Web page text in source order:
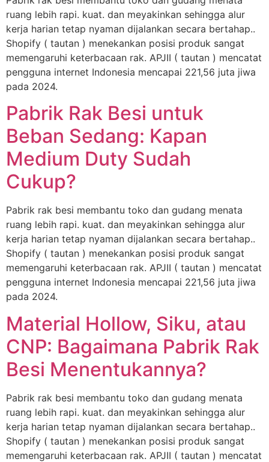
ruang lebih rapi. kuat. dan meyakinkan sehingga alur
kerja harian tetap nyaman dijalankan secara bertahap..
Shopify ( tautan ) menekankan posisi produk sangat
memengaruhi keterbacaan rak. APJII ( tautan ) mencatat
pengguna internet Indonesia mencapai 221,56 juta jiwa
pada 2024.
Pabrik Rak Besi untuk
Beban Sedang: Kapan
Medium Duty Sudah
Cukup?
Pabrik rak besi membantu toko dan gudang menata
ruang lebih rapi. kuat. dan meyakinkan sehingga alur
kerja harian tetap nyaman dijalankan secara bertahap..
Shopify ( tautan ) menekankan posisi produk sangat
memengaruhi keterbacaan rak. APJII ( tautan ) mencatat
pengguna internet Indonesia mencapai 221,56 juta jiwa
pada 2024.
Material Hollow, Siku, atau
CNP: Bagaimana Pabrik Rak
Besi Menentukannya?
Pabrik rak besi membantu toko dan gudang menata
ruang lebih rapi. kuat. dan meyakinkan sehingga alur
kerja harian tetap nyaman dijalankan secara bertahap..
Shopify ( tautan ) menekankan posisi produk sangat
memengaruhi keterbacaan rak. APJII ( tautan ) mencatat